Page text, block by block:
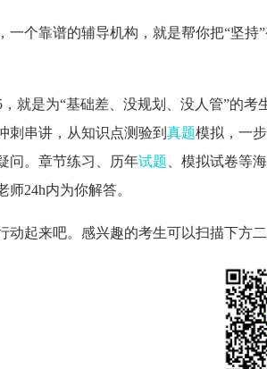
一个靠谱的辅导机构，就是帮你把“坚持”
，就是为“基础差、没规划、没人管”的
刺串讲，从知识点测验到 真题模拟，一
问。章节练习、历年试题 、模拟试卷等
师24h内为你解答。
动起来吧。感兴趣的考生可以扫描下方